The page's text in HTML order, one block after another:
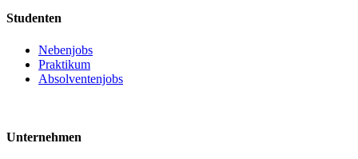
Studenten
Nebenjobs
Praktikum
Absolventenjobs
Unternehmen